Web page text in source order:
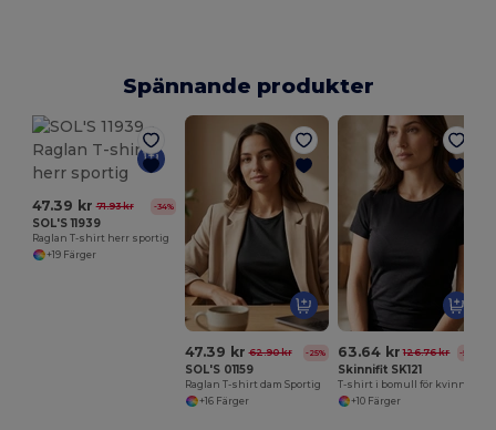
Spännande produkter
47.39 kr 71.93 kr -34%
SOL'S 11939
Raglan T-shirt herr sportig
+19 Färger
47.39 kr 62.90 kr -25%
SOL'S 01159
Raglan T-shirt dam Sportig
+16 Färger
63.64 kr 126.76 kr -50%
Skinnifit SK121
T-shirt i bomull för kvinnor
+10 Färger